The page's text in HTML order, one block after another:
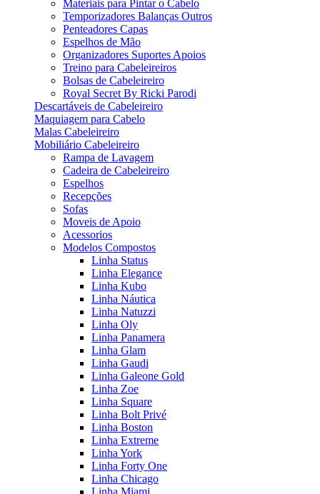
Materiais para Pintar o Cabelo
Temporizadores Balanças Outros
Penteadores Capas
Espelhos de Mão
Organizadores Suportes Apoios
Treino para Cabeleireiros
Bolsas de Cabeleireiro
Royal Secret By Ricki Parodi
Descartáveis de Cabeleireiro
Maquiagem para Cabelo
Malas Cabeleireiro
Mobiliário Cabeleireiro
Rampa de Lavagem
Cadeira de Cabeleireiro
Espelhos
Recepções
Sofas
Moveis de Apoio
Acessorios
Modelos Compostos
Linha Status
Linha Elegance
Linha Kubo
Linha Náutica
Linha Natuzzi
Linha Oly
Linha Panamera
Linha Glam
Linha Gaudi
Linha Galeone Gold
Linha Zoe
Linha Square
Linha Bolt Privé
Linha Boston
Linha Extreme
Linha York
Linha Forty One
Linha Chicago
Linha Miami